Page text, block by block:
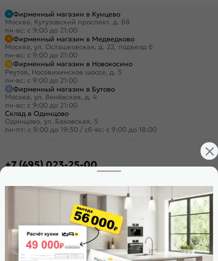
Фирменный магазин в Кунцево
Москва, Кутузовский проспект, д. 88
пн-вс: с 9:00 до 21:00
Фирменный магазин в Медведково
Москва, ул. Осташковская, д. 22, подъезд 6
пн-вс: с 9:00 до 21:00
Фирменный магазин в Новокосино
Реутов, Носовихинское шоссе, д. 5
пн-вс: с 9:00 до 21:00
Фирменный магазин в Бутово
Москва, ул. Венёвская, д. 4
пн-вс: с 9:00 до 21:00
Склад в Одинцово
Одинцово, ул. Баковская, 5
пн-пт: с 9:00 до 19:30 / сб-вс: с 9:00 до 18:00
+7 (495) 023-25-00
Стать дилером
Расскажите о нас
Поделиться
Оцените магазин